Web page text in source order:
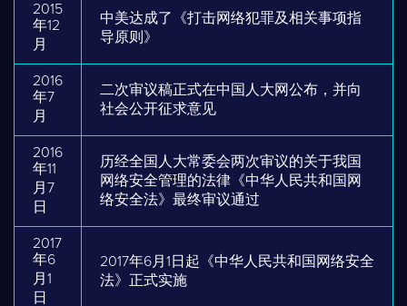
2015
年12
月
中美达成了《打击网络犯罪及相关事项指
导原则》
2016
年7
月
二次审议稿正式在中国人大网公布，并向
社会公开征求意见
2016
年11
月7
日
历经全国人大常委会两次审议的关于我国
网络安全管理的法律《中华人民共和国网
络安全法》最终审议通过
2017
年6
月1
日
2017年6月1日起《中华人民共和国网络安全
法》正式实施